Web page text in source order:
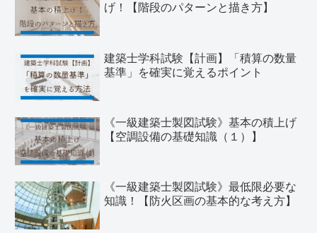
げ！【階段のパターンと描き方】
建築士学科試験【計画】「積算の数量
基準」を確実に覚えるポイント
《一級建築士製図試験》基本の積上げ
【空調設備の基礎知識（１）】
《一級建築士製図試験》最低限必要な
知識！【防火区画の基本的な考え方】